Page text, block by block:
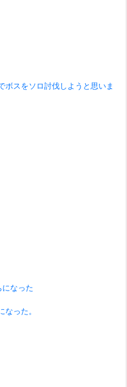
ボスをソロ討伐しようと思いま
なった
った。